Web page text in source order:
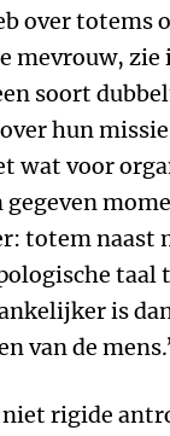
over totems
mevrouw, zie
soort
hun
wat voor
totem naast
taal
is
van de mens.’
rigide